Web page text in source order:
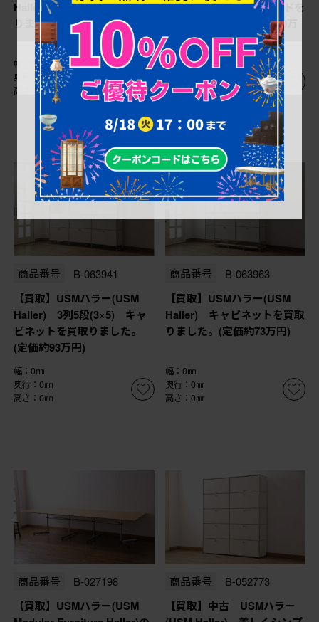
Haller) キャビネットを買取
りました。(定価約21万円)
幅：0㎜
奥行：0㎜
高さ：0㎜
Haller) 鉄製サイドボードを
買取りました。(定価約10万
円)
幅：0㎜
奥行：0㎜
高さ：0㎜
商品番号 B-063941
【買取】USMハラー(USM
Haller) 3列5段(3×5) キャ
ビネットを買取りました。
(定価約93万円)
幅：0㎜
奥行：0㎜
高さ：0㎜
商品番号 B-063963
【買取】USMハラー(USM
Haller) キャビネットを買取
りました。(定価約73万円)
幅：0㎜
奥行：0㎜
高さ：0㎜
商品番号 B-027198
【買取】USMハラー(USM
商品番号 B-052773
【買取】中古 USMハラー